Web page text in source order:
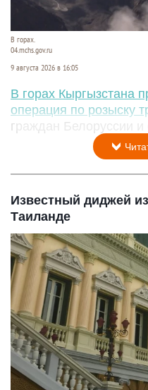
В горах.
04.mchs.gov.ru
9 августа 2026 в 16:05
В горах Кыргызстана
операция по розыску
граждан Белоруссии
Известный диджей
Таиланде